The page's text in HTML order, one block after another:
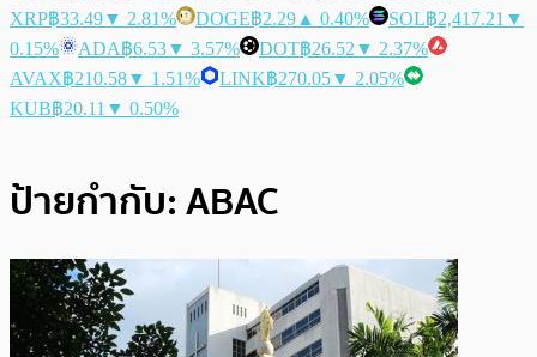
XRP฿33.49▼ 2.81% DOGE฿2.29 ▲ 0.40% SOL฿2,417.21 ▼
0.15%
ADA฿6.53▼ 3.57% DOT฿26.52 ▼ 2.37%
AVAX฿210.58▼ 1.51% LINK฿270.05▼ 2.05%
KUB฿20.11 ▼ 0.50%
ป้ายกำกับ:ABAC